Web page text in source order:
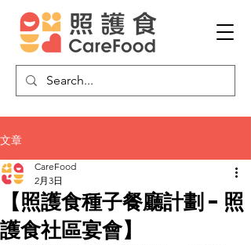
文章
【照護食種子餐廳計劃 - 照
護食社區宴會】
CareFood
2月3日